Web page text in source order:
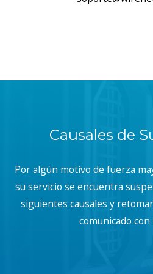
Causales de
Por algún motivo de fuerza
su servicio se encuentra
siguientes causales y
comunicado